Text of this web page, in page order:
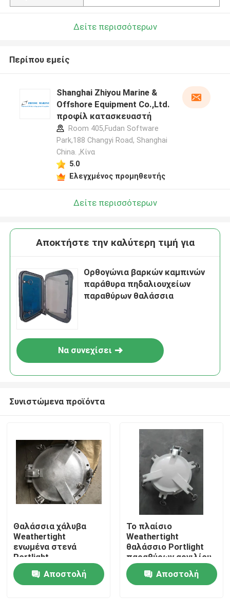
Αρχική Σελίδα
Προϊόντα
Δείτε περισσότερων
Περίπου εμείς
Shanghai Zhiyou Marine &
Offshore Equipment Co.,Ltd.
προφίλ κατασκευαστή
Room 405,Fudan Software
Park,188 Changyi Road, Shanghai
China. ,Κίνα
5.0
Ελεγχμένος προμηθευτής
Δείτε περισσότερων
Αποκτήστε την καλύτερη τιμή για
Ορθογώνια βαρκών καμπινών
παράθυρα πηδαλιουχείων
παραθύρων θαλάσσια
Να συνεχίσει
Συνιστώμενα προϊόντα
Θαλάσσια χάλυβα
Weathertight
ενωμένα στενά
Portlight
δευτερεύοντα
φινιστρίνια σκαφών
τύπων θαλάσσια
Αποστολή
Το πλαίσιο
Weathertight
θαλάσσιο Portlight
παραθύρων αργιλίου,
στέλνει το
δευτερεύον
φινιστρίνι
Αποστολή